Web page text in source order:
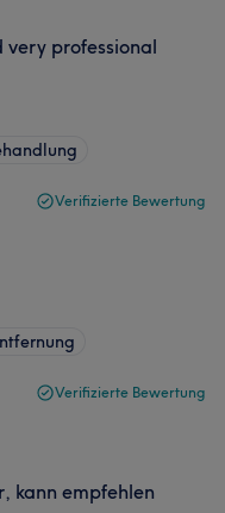
very professional
Verifizierte Bewertung
Verifizierte Bewertung
kann empfehlen